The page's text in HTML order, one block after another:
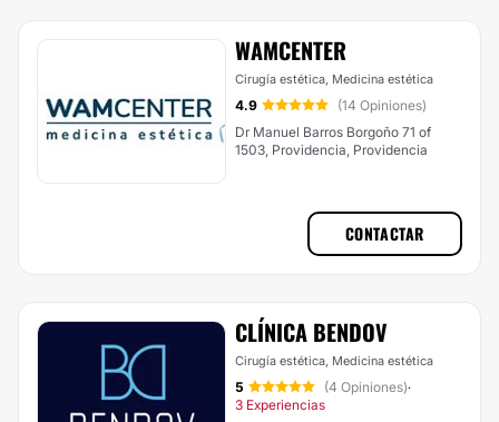
WAMCENTER
Cirugía estética, Medicina estética
4.9
(14 Opiniones)
Dr Manuel Barros Borgoño 71 of
1503, Providencia, Providencia
CONTACTAR
CLÍNICA BENDOV
Cirugía estética, Medicina estética
5 (4 Opiniones)·
3 Experiencias